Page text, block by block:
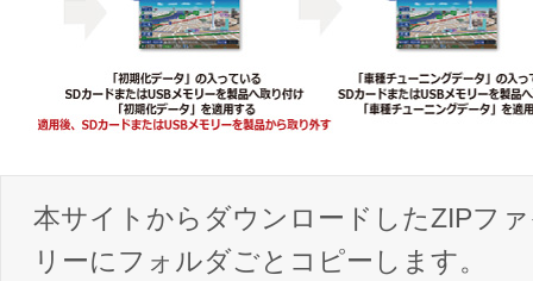
本サイトからダウンロードしたZIPフ
リーにフォルダごとコピーします。